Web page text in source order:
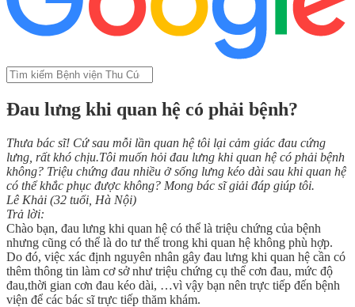
Đau lưng khi quan hệ có phải bệnh?
Thưa bác sĩ! Cứ sau mỗi lần quan hệ tôi lại cảm giác đau cứng
lưng, rất khó chịu.Tôi muốn hỏi đau lưng khi quan hệ có phải bệnh
không? Triệu chứng đau nhiều ở sống lưng kéo dài sau khi quan hệ
có thể khắc phục được không? Mong bác sĩ giải đáp giúp tôi.
Lê Khải (32 tuổi, Hà Nội)
Trả lời:
Chào bạn, đau lưng khi quan hệ có thể là triệu chứng của bệnh
nhưng cũng có thể là do tư thế trong khi quan hệ không phù hợp.
Do đó, việc xác định nguyên nhân gây đau lưng khi quan hệ cần có
thêm thông tin làm cơ sở như triệu chứng cụ thể cơn đau, mức độ
đau,thời gian cơn đau kéo dài, …vì vậy bạn nên trực tiếp đến bệnh
viện để các bác sĩ trực tiếp thăm khám.